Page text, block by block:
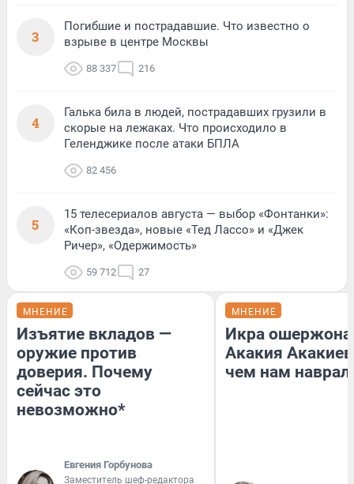
3
Погибшие и пострадавшие. Что известно о
взрыве в центре Москвы
88 337 216
4
Галька била в людей, пострадавших грузили в
скорые на лежаках. Что происходило в
Геленджике после атаки БПЛА
82 456
5
15 телесериалов августа — выбор «Фонтанки»:
«Коп-звезда», новые «Тед Лассо» и «Джек
Ричер», «Одержимость»
59 712 27
МНЕНИЕ
Изъятие вкладов —
оружие против
доверия. Почему
сейчас это
невозможно*
Евгения Горбунова
Заместитель шеф-редактора
МНЕНИЕ
Икра
Акакия
чем нам